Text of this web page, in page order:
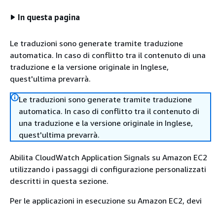
In questa pagina
Le traduzioni sono generate tramite traduzione
automatica. In caso di conflitto tra il contenuto di una
traduzione e la versione originale in Inglese,
quest'ultima prevarrà.
Le traduzioni sono generate tramite traduzione
automatica. In caso di conflitto tra il contenuto di
una traduzione e la versione originale in Inglese,
quest'ultima prevarrà.
Abilita CloudWatch Application Signals su Amazon EC2
utilizzando i passaggi di configurazione personalizzati
descritti in questa sezione.
Per le applicazioni in esecuzione su Amazon EC2, devi